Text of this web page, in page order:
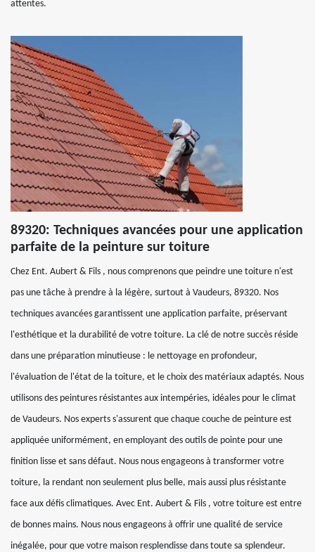
attentes.
89320: Techniques avancées pour une application
parfaite de la peinture sur toiture
Chez Ent. Aubert & Fils , nous comprenons que peindre une toiture n'est
pas une tâche à prendre à la légère, surtout à Vaudeurs, 89320. Nos
techniques avancées garantissent une application parfaite, préservant
l'esthétique et la durabilité de votre toiture. La clé de notre succès réside
dans une préparation minutieuse : le nettoyage en profondeur,
l'évaluation de l'état de la toiture, et le choix des matériaux adaptés. Nous
utilisons des peintures résistantes aux intempéries, idéales pour le climat
de Vaudeurs. Nos experts s'assurent que chaque couche de peinture est
appliquée uniformément, en employant des outils de pointe pour une
finition lisse et sans défaut. Nous nous engageons à transformer votre
toiture, la rendant non seulement plus belle, mais aussi plus résistante
face aux défis climatiques. Avec Ent. Aubert & Fils , votre toiture est entre
de bonnes mains. Nous nous engageons à offrir une qualité de service
inégalée, pour que votre maison resplendisse dans toute sa splendeur.